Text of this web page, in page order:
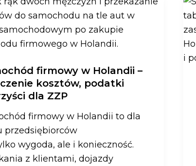
firmowy w Holandii –
kosztów, podatki
dla ZZP
firmowy w Holandii to dla
przedsiębiorców
wygoda, ale i konieczność.
z klientami, dojazdy